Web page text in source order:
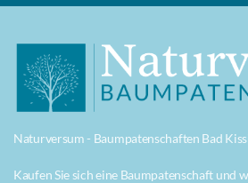
Naturversum - Baumpatenschaften Bad
Kaufen Sie sich eine Baumpatenschaft und